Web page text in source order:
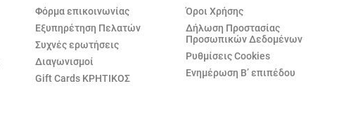
Φόρμα επικοινωνίας
Εξυπηρέτηση Πελατών
Συχνές ερωτήσεις
Διαγωνισμοί
Gift Cards ΚΡΗΤΙΚΟΣ
Όροι Χρήσης
Δήλωση Προστασίας
Προσωπικών Δεδομένων
Ρυθμίσεις Cookies
Ενημέρωση Β’ επιπέδου